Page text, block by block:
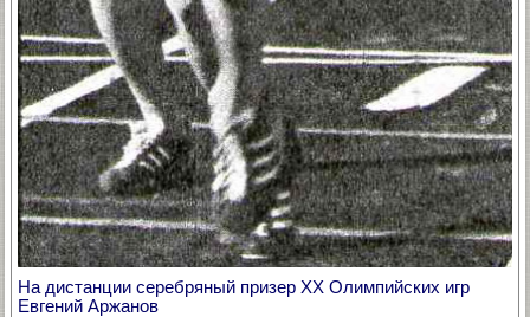
На дистанции серебряный призер XX Олимпийских игр
Евгений Аржанов